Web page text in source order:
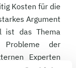
Kosten für die
Argument
ist das Thema
Probleme der
Experten